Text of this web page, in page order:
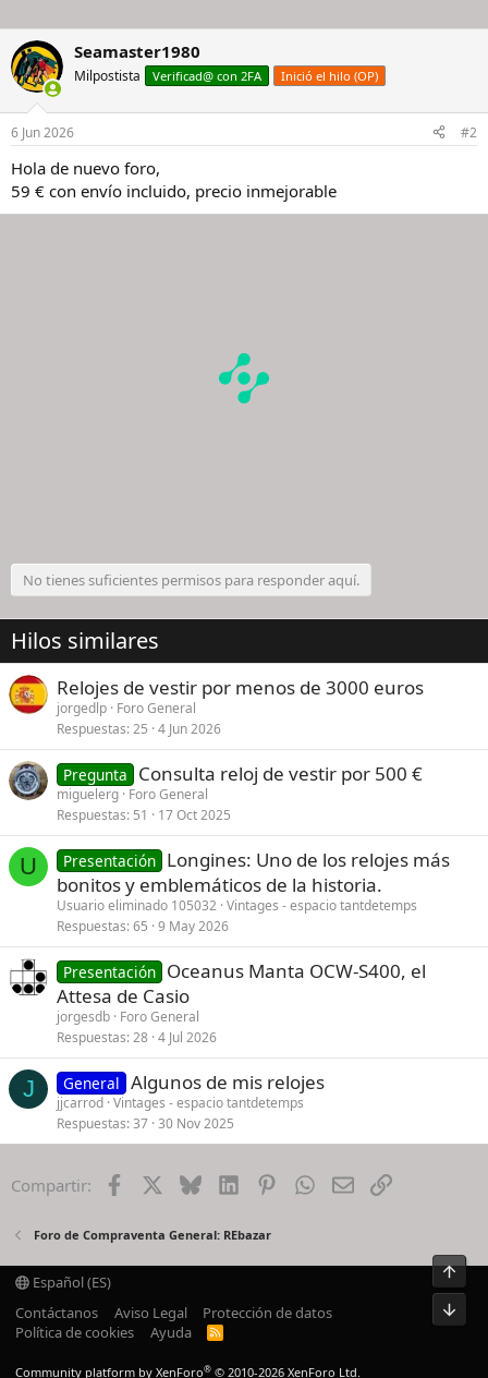
Seamaster1980
Milpostista Verificad@ con 2FA Inició el hilo (OP)
6 Jun 2026 #2
Hola de nuevo foro,
59 € con envío incluido, precio inmejorable
No tienes suficientes permisos para responder aquí.
Hilos similares
Relojes de vestir por menos de 3000 euros
jorgedlp Foro General
Respuestas 25 4 Jun 2026
Pregunta Consulta reloj de vestir por 500 €
miguelerg Foro General
Respuestas 51 17 Oct 2025
U Presentación Longines: Uno de los relojes más
bonitos y emblemáticos de la historia.
Usuario eliminado 105032 Vintages - espacio tantdetemps
Respuestas 65 9 May 2026
Presentación Oceanus Manta OCW-S400, el
Attesa de Casio
jorgesdb Foro General
Respuestas 28 4 Jul 2026
J General Algunos de mis relojes
jjcarrod Vintages - espacio tantdetemps
Respuestas 37 30 Nov 2025
Compartir: Facebook BlueskyLinkedInPinterestWhatsApp
EmailEnlace
Foro de Compraventa General: REbazar
Español (ES)
Contáctanos
Aviso Legal
Protección de datos
Política de cookies
Ayuda
R
Community platform by XenForo® © 2010-2026 XenForo Ltd.